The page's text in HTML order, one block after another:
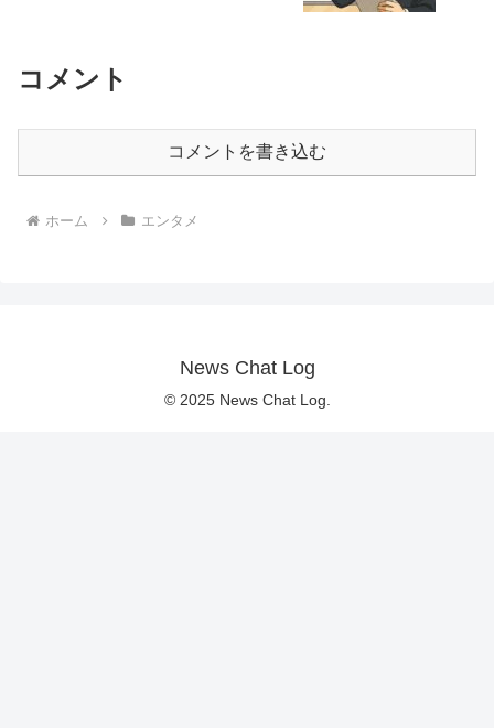
コメント
コメントを書き込む
ホーム エンタメ
News Chat Log
© 2025 News Chat Log.